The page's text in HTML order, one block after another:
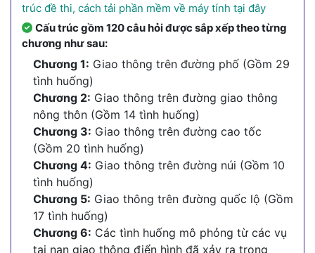
trúc đề thi, cách tải phần mềm về máy tính tại đây
Cấu trúc gồm 120 câu hỏi được sắp xếp theo từng
chương như sau:
Chương 1: Giao thông trên đường phố (Gồm 29
tình huống)
Chương 2: Giao thông trên đường giao thông
nông thôn (Gồm 14 tình huống)
Chương 3: Giao thông trên đường cao tốc
(Gồm 20 tình huống)
Chương 4: Giao thông trên đường núi (Gồm 10
tình huống)
Chương 5: Giao thông trên đường quốc lộ (Gồm
17 tình huống)
Chương 6: Các tình huống mô phỏng từ các vụ
tai nạn giao thông điển hình đã xảy ra trong